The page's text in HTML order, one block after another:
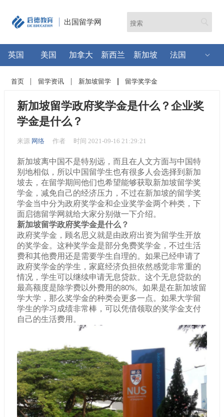
出国留学网
英国 美国 加拿大 新西兰 新加坡 法国
首页 留学资讯 新加坡留学 留学奖学金
新加坡留学政府奖学金是什么？企业奖
学金是什么？
来源 网络 作者 时间 2021-09-16 21:29:21
新加坡离中国不是特别远，而且在人文方面与中国特
别地相似，所以中国留学生也有很多人会选择到新加
坡去，在留学期间他们也希望能够获取新加坡留学奖
学金，减免自己的经济压力，不过在新加坡的留学奖
学金当中分为政府奖学金和企业奖学金两个种类，下
面启德留学网 就给大家分别做一下介绍。
新加坡留学政府奖学金是什么？
政府奖学金，顾名思义就是由政府出资为留学生开放
的奖学金。这种奖学金是部分免费奖学金，不过生活
费和其他费用还是需要学生自理的。如果已经申请了
政府奖学金的学生，家庭经济负担依然感觉非常重的
情况，学生可以继续申请无息贷款。这个无息贷款的
最高额度是除学费以外费用的80%。如果是在新加坡留
学大学，那么奖学金的种类会更多一点。如果大学留
学生的学习成绩非常棒，可以凭借领取的奖学金支付
自己的生活费用。